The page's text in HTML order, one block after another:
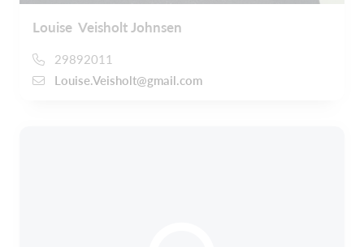
Louise Veisholt Johnsen
29892011
Louise.Veisholt@gmail.com